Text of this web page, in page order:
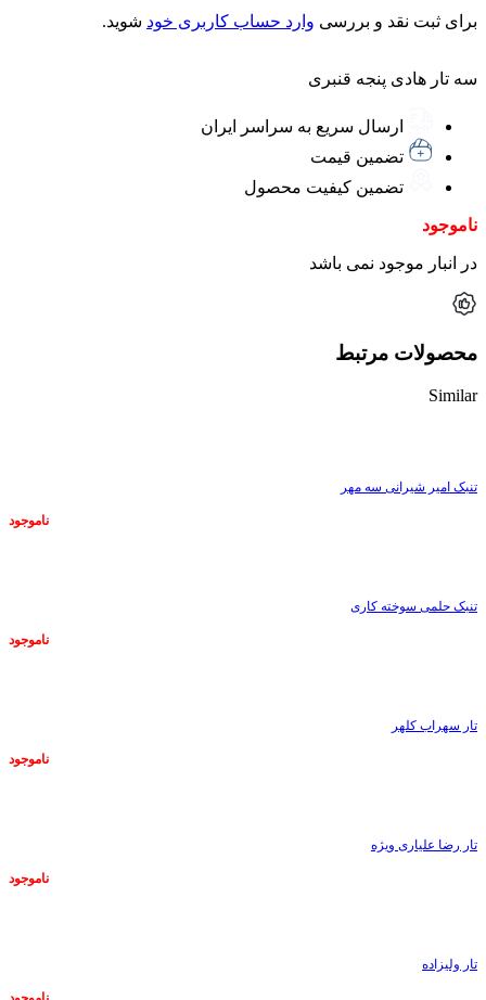
برای ثبت نقد و بررسی وارد حساب کاربری خود شوید.
سه تار هادی پنجه قنبری
ارسال سریع به سراسر ایران
تضمین قیمت
تضمین کیفیت محصول
ناموجود
در انبار موجود نمی باشد
محصولات مرتبط
Similar
تنبک امیر شیرانی سه مهر
ناموجود
تنبک حلمی سوخته کاری
ناموجود
تار سهراب کلهر
ناموجود
تار رضا علیاری ویژه
ناموجود
تار ولیزاده